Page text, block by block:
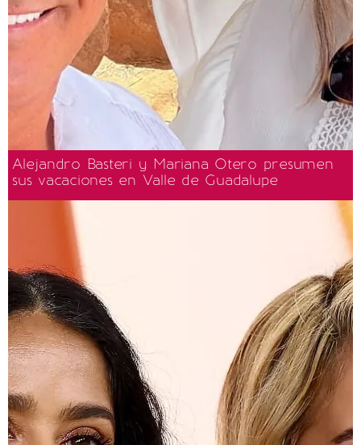
Alejandro Basteri y Mariana Otero presumen
sus vacaciones en Valle de Guadalupe